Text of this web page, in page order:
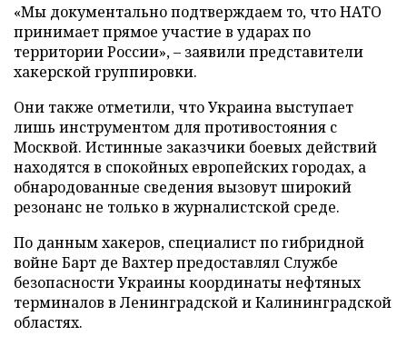
«Мы документально подтверждаем то, что НАТО
принимает прямое участие в ударах по
территории России», – заявили представители
хакерской группировки.
Они также отметили, что Украина выступает
лишь инструментом для противостояния с
Москвой. Истинные заказчики боевых действий
находятся в спокойных европейских городах, а
обнародованные сведения вызовут широкий
резонанс не только в журналистской среде.
По данным хакеров, специалист по гибридной
войне Барт де Вахтер предоставлял Службе
безопасности Украины координаты нефтяных
терминалов в Ленинградской и Калининградской
областях.